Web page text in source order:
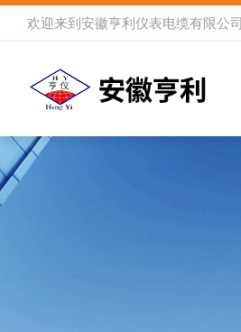
欢迎来到 安徽亨利仪表电缆有限公司